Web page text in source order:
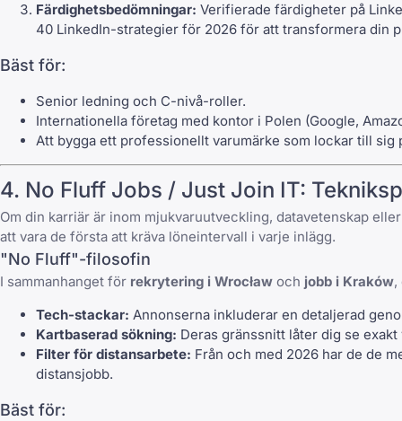
Färdighetsbedömningar: Verifierade färdigheter på
40 LinkedIn-strategier för 2026 för att transformera din
Bäst för:
Senior ledning och C-nivå-roller.
Internationella företag med kontor i Polen (Google,
Att bygga ett professionellt varumärke som lockar till sig
4. No Fluff Jobs / Just Join IT:
Om din karriär är inom mjukvaruutveckling, datavetenskap
att vara de första att kräva löneintervall i varje inlägg.
"No Fluff"-filosofin
I sammanhanget för rekrytering i Wrocław och jobb i Kraków,
Tech-stackar: Annonserna inkluderar en detaljerad
Kartbaserad sökning: Deras gränssnitt låter dig se
Filter för distansarbete: Från och med 2026 har de de
distansjobb.
Bäst för: